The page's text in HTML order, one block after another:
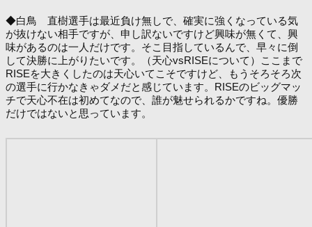
◆白鳥 直樹選手は最近負け無しで、確実に強くなっている気
が抜けない相手ですが、申し訳ないですけど興味が無くて、興
味があるのは一人だけです。そこ目指しているんで、早々に倒
して決勝に上がりたいです。（天心vsRISEについて）ここまで
RISEを大きくしたのは天心いてこそですけど、もうそろそろ次
の選手に行かなきゃダメだと感じています。RISEのビッグマッ
チで天心不在は初めてなので、誰が魅せられるかですね。優勝
だけではないと思っています。